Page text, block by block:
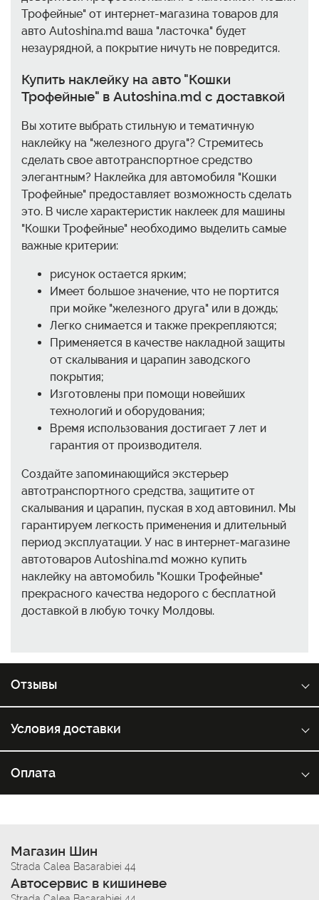
Трофейные" от интернет-магазина товаров для
авто Autoshina.md ваша "ласточка" будет
незаурядной, а покрытие ничуть не повредится.
Купить наклейку на авто "Кошки
Трофейные" в Autoshina.md с доставкой
Вы хотите выбрать стильную и тематичную
наклейку на "железного друга"? Стремитесь
сделать свое автотранспортное средство
элегантным? Наклейка для автомобиля "Кошки
Трофейные" предоставляет возможность сделать
это. В числе характеристик наклеек для машины
"Кошки Трофейные" необходимо выделить самые
важные критерии:
рисунок остается ярким;
Имеет большое значение, что не портится
при мойке "железного друга" или в дождь;
Легко снимается и также прекрепляются;
Применяется в качестве накладной защиты
от скалывания и царапин заводского
покрытия;
Изготовлены при помощи новейших
технологий и оборудования;
Время использования достигает 7 лет и
гарантия от производителя.
Создайте запоминающийся экстерьер
автотранспортного средства, защитите от
скалывания и царапин, пуская в ход автовинил. Мы
гарантируем легкость применения и длительный
период эксплуатации. У нас в интернет-магазине
автотоваров Autoshina.md можно купить
наклейку на автомобиль "Кошки Трофейные"
прекрасного качества недорого с бесплатной
доставкой в любую точку Молдовы.
Отзывы
Условия доставки
Оплата
Магазин Шин
Strada Calea Basarabiei 44
Автосервис в кишиневе